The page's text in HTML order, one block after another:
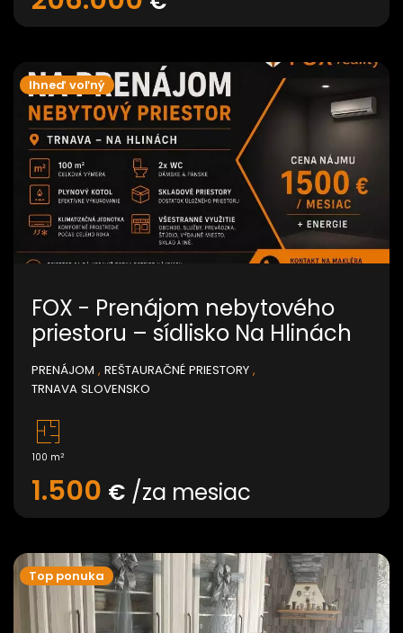
Ihneď voľný
FOX - Prenájom nebytového
priestoru – sídlisko Na Hlinách
PRENÁJOM , REŠTAURAČNÉ PRIESTORY ,
TRNAVA SLOVENSKO
100 m2
1.500 € /za mesiac
Top ponuka